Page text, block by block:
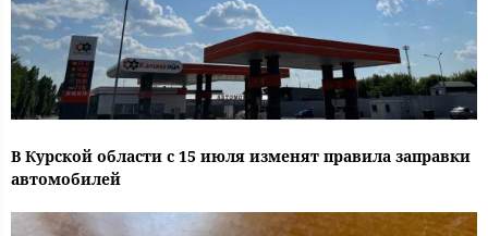
В Курской области с 15 июля изменят правила заправки
автомобилей